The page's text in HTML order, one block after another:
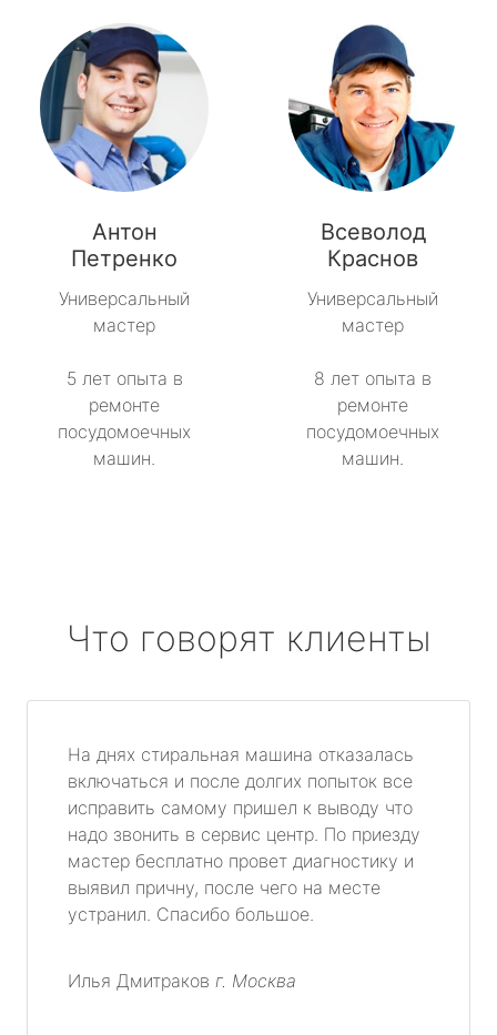
Антон
Петренко
Универсальный
мастер
5 лет опыта в
ремонте
посудомоечных
машин.
Всеволод
Краснов
Универсальный
мастер
8 лет опыта в
ремонте
посудомоечных
машин.
Что говорят клиенты
На днях стиральная машина отказалась
включаться и после долгих попыток все
исправить самому пришел к выводу что
надо звонить в сервис центр. По приезду
мастер бесплатно провет диагностику и
выявил причну, после чего на месте
устранил. Спасибо большое.
Илья Дмитраков г. Москва